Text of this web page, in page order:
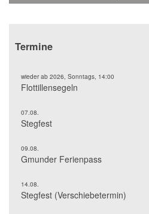
Termine
wieder ab 2026, Sonntags, 14:00
Flottillensegeln
07.08.
Stegfest
09.08.
Gmunder Ferienpass
14.08.
Stegfest (Verschiebetermin)